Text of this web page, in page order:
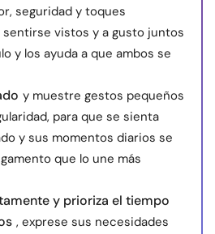
los derechos reservados.
seguridad y toques
sentirse vistos y a gusto juntos
y los ayuda a que ambos se
y muestre gestos pequeños
para que se sienta
y sus momentos diarios se
que lo une más
y prioriza el tiempo
, exprese sus necesidades